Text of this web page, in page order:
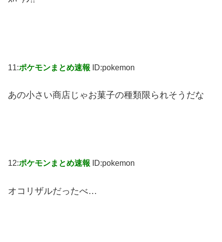
11:ポケモンまとめ速報 ID:pokemon
あの小さい商店じゃお菓子の種類限られそうだな
12:ポケモンまとめ速報 ID:pokemon
オコリザルだったべ…